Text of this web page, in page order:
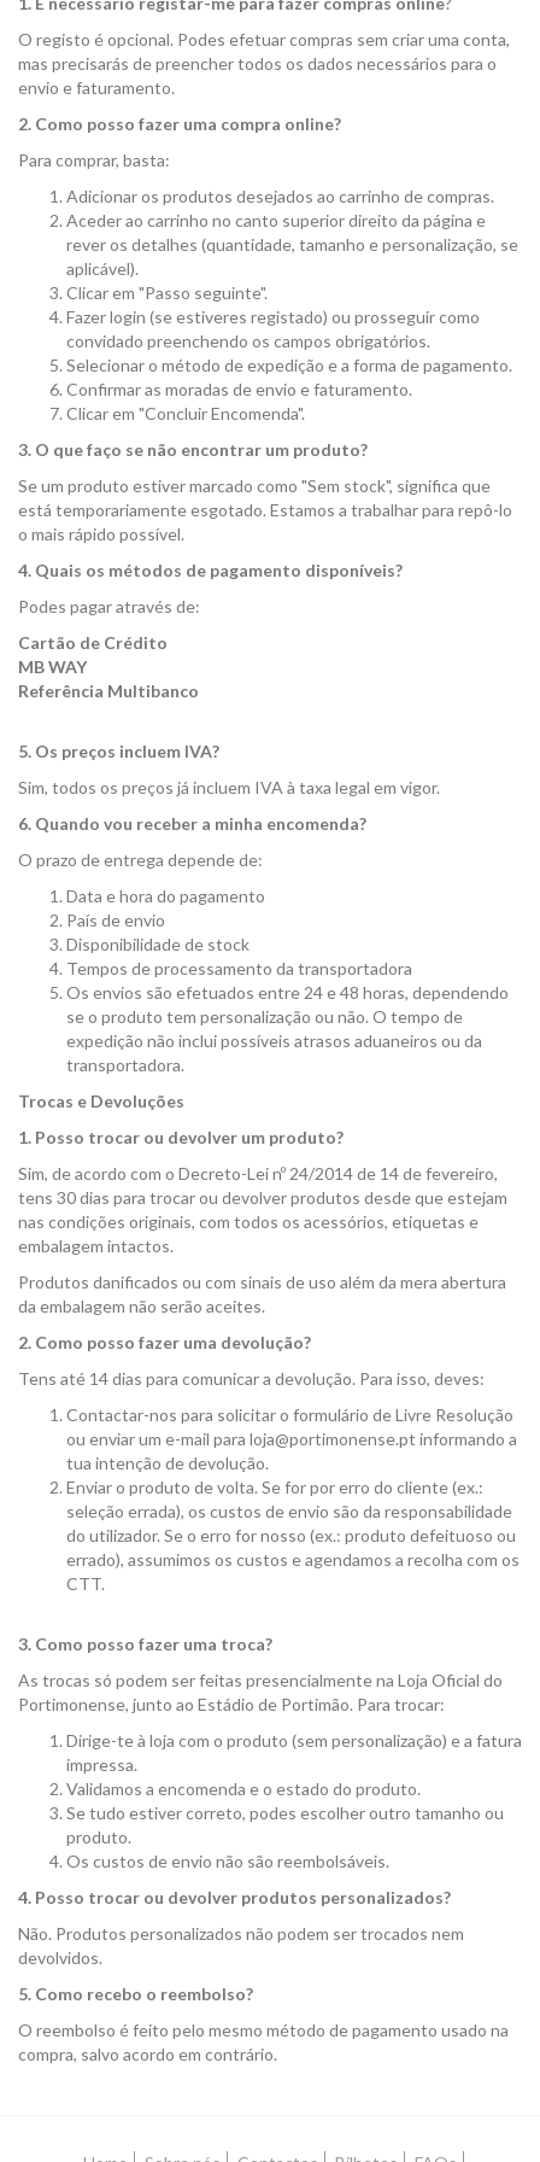
FAQs
O registo é opcional. Podes efetuar compras sem criar uma conta,
mas precisarás de preencher todos os dados necessários para o
envio e faturamento.
2. Como posso fazer uma compra online?
Para comprar, basta:
Adicionar os produtos desejados ao carrinho de compras.
Aceder ao carrinho no canto superior direito da página e
rever os detalhes (quantidade, tamanho e personalização, se
aplicável).
Clicar em "Passo seguinte".
Fazer login (se estiveres registado) ou prosseguir como
convidado preenchendo os campos obrigatórios.
Selecionar o método de expedição e a forma de pagamento.
Confirmar as moradas de envio e faturamento.
Clicar em "Concluir Encomenda".
3. O que faço se não encontrar um produto?
Se um produto estiver marcado como "Sem stock", significa que
está temporariamente esgotado. Estamos a trabalhar para repô-lo
o mais rápido possível.
4. Quais os métodos de pagamento disponíveis?
Podes pagar através de:
Cartão de Crédito
MB WAY
Referência Multibanco
5. Os preços incluem IVA?
Sim, todos os preços já incluem IVA à taxa legal em vigor.
6. Quando vou receber a minha encomenda?
O prazo de entrega depende de:
Data e hora do pagamento
País de envio
Disponibilidade de stock
Tempos de processamento da transportadora
Os envios são efetuados entre 24 e 48 horas, dependendo
se o produto tem personalização ou não. O tempo de
expedição não inclui possíveis atrasos aduaneiros ou da
transportadora.
Trocas e Devoluções
1. Posso trocar ou devolver um produto?
Sim, de acordo com o Decreto-Lei nº 24/2014 de 14 de fevereiro,
tens 30 dias para trocar ou devolver produtos desde que estejam
nas condições originais, com todos os acessórios, etiquetas e
embalagem intactos.
Produtos danificados ou com sinais de uso além da mera abertura
da embalagem não serão aceites.
2. Como posso fazer uma devolução?
Tens até 14 dias para comunicar a devolução. Para isso, deves:
Contactar-nos para solicitar o formulário de Livre Resolução
ou enviar um e-mail para loja@portimonense.pt informando a
tua intenção de devolução.
Enviar o produto de volta. Se for por erro do cliente (ex.:
seleção errada), os custos de envio são da responsabilidade
do utilizador. Se o erro for nosso (ex.: produto defeituoso ou
errado), assumimos os custos e agendamos a recolha com os
CTT.
3. Como posso fazer uma troca?
As trocas só podem ser feitas presencialmente na Loja Oficial do
Portimonense, junto ao Estádio de Portimão. Para trocar:
Dirige-te à loja com o produto (sem personalização) e a fatura
impressa.
Validamos a encomenda e o estado do produto.
Se tudo estiver correto, podes escolher outro tamanho ou
produto.
Os custos de envio não são reembolsáveis.
4. Posso trocar ou devolver produtos personalizados?
Não. Produtos personalizados não podem ser trocados nem
devolvidos.
5. Como recebo o reembolso?
O reembolso é feito pelo mesmo método de pagamento usado na
compra, salvo acordo em contrário.